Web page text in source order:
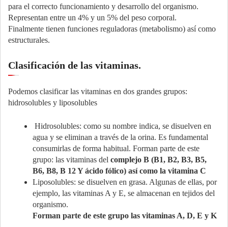
para el correcto funcionamiento y desarrollo del organismo.
Representan entre un 4% y un 5% del peso corporal.
Finalmente tienen funciones reguladoras (metabolismo) así como
estructurales.
Clasificación de las vitaminas.
Podemos clasificar las vitaminas en dos grandes grupos:
hidrosolubles y liposolubles
Hidrosolubles: como su nombre indica, se disuelven en
agua y se eliminan a través de la orina. Es fundamental
consumirlas de forma habitual. Forman parte de este
grupo: las vitaminas del complejo B (B1, B2, B3, B5,
B6, B8, B 12 Y ácido fólico) así como la vitamina C
Liposolubles: se disuelven en grasa. Algunas de ellas, por
ejemplo, las vitaminas A y E, se almacenan en tejidos del
organismo.
Forman parte de este grupo las vitaminas A, D, E y K